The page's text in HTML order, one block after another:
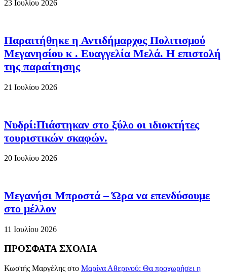
23 Ιουλίου 2026
Παραιτήθηκε η Αντιδήμαρχος Πολιτισμού
Μεγανησίου κ . Ευαγγελία Μελά. Η επιστολή
της παραίτησης
21 Ιουλίου 2026
Νυδρί:Πιάστηκαν στο ξύλο οι ιδιοκτήτες
τουριστικών σκαφών.
20 Ιουλίου 2026
Μεγανήσι Μπροστά – Ώρα να επενδύσουμε
στο μέλλον
11 Ιουλίου 2026
ΠΡΟΣΦΑΤΑ ΣΧΟΛΙΑ
Κωστής Μαργέλης στο Mαρίνα Αθερινού: Θα προχωρήσει η